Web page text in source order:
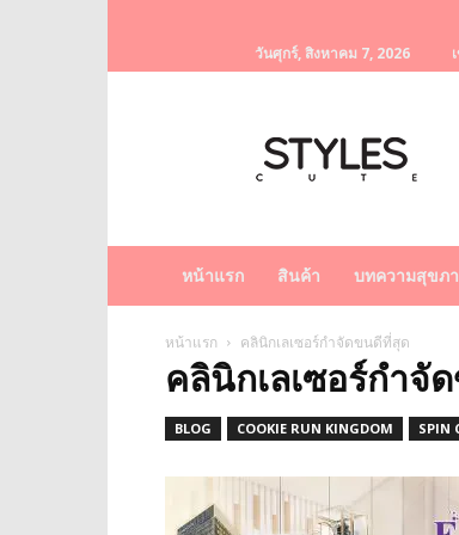
วันศุกร์, สิงหาคม 7, 2026
เรื่อง
ราว
ครีม
หน้า
ขาว
ครีม
หน้า
หน้าแรก สินค้า บทความสุขภ
หน้าแรก คลินิกเลเซอร์กำจัดขนดีที่สุด
คลินิกเลเซอร์กำจั
BLOG COOKIE RUN KINGDOM SPIN